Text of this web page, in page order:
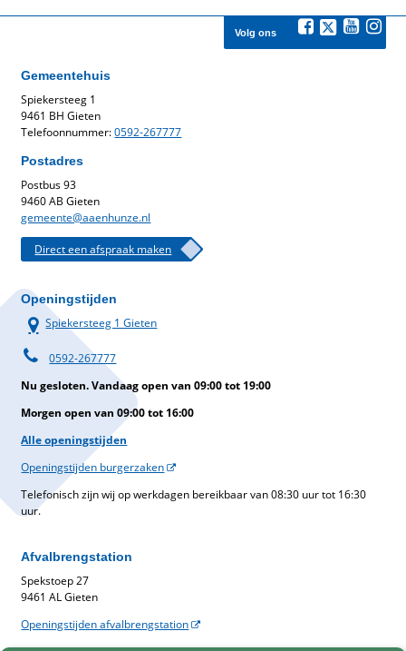
Volg ons
Gemeentehuis
Spiekersteeg 1
9461 BH Gieten
Telefoonnummer:0592-267777
Postadres
Postbus 93
9460 AB Gieten
gemeente@aaenhunze.nl
Direct een afspraak maken
Openingstijden
Spiekersteeg 1 Gieten
0592-267777
Nu gesloten. Vandaag open van 09:00 tot 19:00
Morgen open van 09:00 tot 16:00
Alle openingstijden
Openingstijden burgerzaken
Telefonisch zijn wij op werkdagen bereikbaar van 08:30 uur tot 16:30
uur.
Afvalbrengstation
Spekstoep 27
9461 AL Gieten
Openingstijden afvalbrengstation